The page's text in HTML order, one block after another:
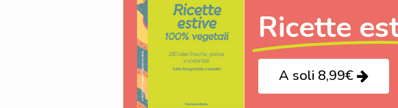
Ricette
A soli 8,99€